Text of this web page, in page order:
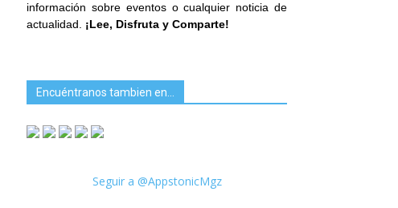
información sobre eventos o cualquier noticia de
actualidad. ¡Lee, Disfruta y Comparte!
Encuéntranos tambien en…
Seguir a @AppstonicMgz